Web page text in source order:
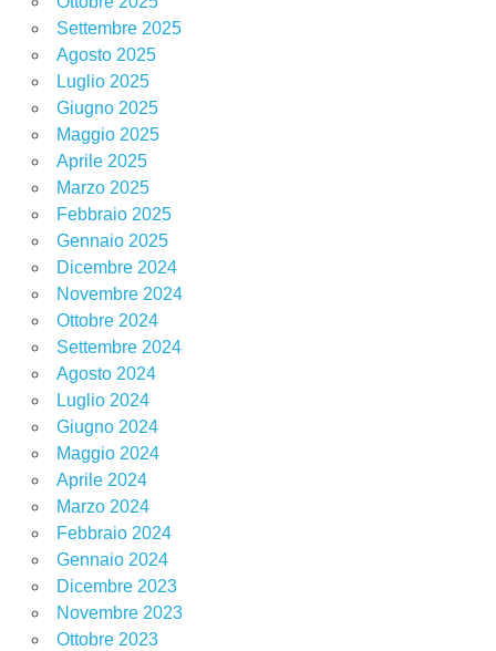
Settembre 2025
Agosto 2025
Luglio 2025
Giugno 2025
Maggio 2025
Aprile 2025
Marzo 2025
Febbraio 2025
Gennaio 2025
Dicembre 2024
Novembre 2024
Ottobre 2024
Settembre 2024
Agosto 2024
Luglio 2024
Giugno 2024
Maggio 2024
Aprile 2024
Marzo 2024
Febbraio 2024
Gennaio 2024
Dicembre 2023
Novembre 2023
Ottobre 2023